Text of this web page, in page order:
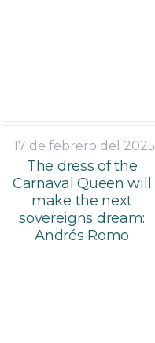
17 de febrero del 2025
The dress of the
Carnaval Queen will
make the next
sovereigns dream:
Andrés Romo